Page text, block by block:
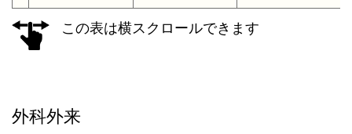
この表は横スクロールできます
外科外来